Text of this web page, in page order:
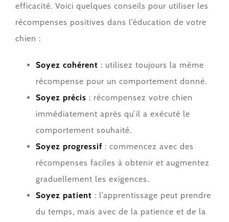
efficacité. Voici quelques conseils pour utiliser les
récompenses positives dans l’éducation de votre
chien :
Soyez cohérent : utilisez toujours la même
récompense pour un comportement donné.
Soyez précis : récompensez votre chien
immédiatement après qu’il a exécuté le
comportement souhaité.
Soyez progressif : commencez avec des
récompenses faciles à obtenir et augmentez
graduellement les exigences.
Soyez patient : l’apprentissage peut prendre
du temps, mais avec de la patience et de la